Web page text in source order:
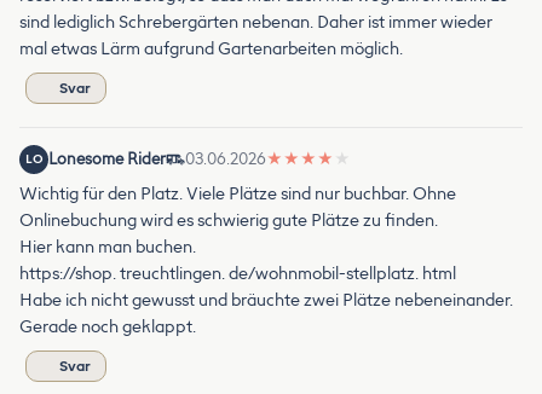
sind lediglich Schrebergärten nebenan. Daher ist immer wieder
mal etwas Lärm aufgrund Gartenarbeiten möglich.
Svar
LO Lonesome Rider 03.06.2026★ ★ ★ ★ ★
Wichtig für den Platz. Viele Plätze sind nur buchbar. Ohne
Onlinebuchung wird es schwierig gute Plätze zu finden.
Hier kann man buchen.
https://shop. treuchtlingen. de/wohnmobil-stellplatz. html
Habe ich nicht gewusst und bräuchte zwei Plätze nebeneinander.
Gerade noch geklappt.
Svar